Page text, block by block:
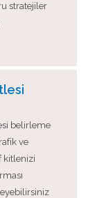
stratejiler
belirleme
ve
kitlenizi